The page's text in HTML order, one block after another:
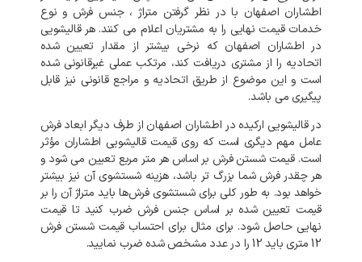
اطشاران اصفهان با در نظر گرفتن متراژ ، جنس فرش و نوع
خدمات قیمت نهایی را به مشتریان اعلام می کنند. هر قالیشویی
در اطشاران اصفهان که نرخی بیشتر از مقدار تعیین شده
اتحادیه را از مشتری دریافت کند، مرتکب عملی غیرقانونی شده
است و این موضوع از طریق اتحادیه و مراجع قانونی نیز قابل
پیگیری می باشد.
در قالیشویی ارکیده در اطشاران اصفهان از طرف دیگر ابعاد فرش
عامل مهم دیگری است که روی قیمت قالیشویی اطشاران مؤثر
است. قیمت شستن فرش بر اساس هر متر مربع تعیین می شود و
هر چقدر فرش شما بزرگ تر باشد، هزینه شستشوی آن نیز بیشتر
خواهد بود. به طور کلی برای شستشوی فرش‌ها باید متراژ آن را بر
قیمت تعیین شده بر اساس جنس فرش ضرب کنید تا قیمت
نهایی حاصل شود. برای مثال برای احتساب قیمت شستن فرش
12 متری باید 12 را در عدد مشخص شده ضرب نمایید.